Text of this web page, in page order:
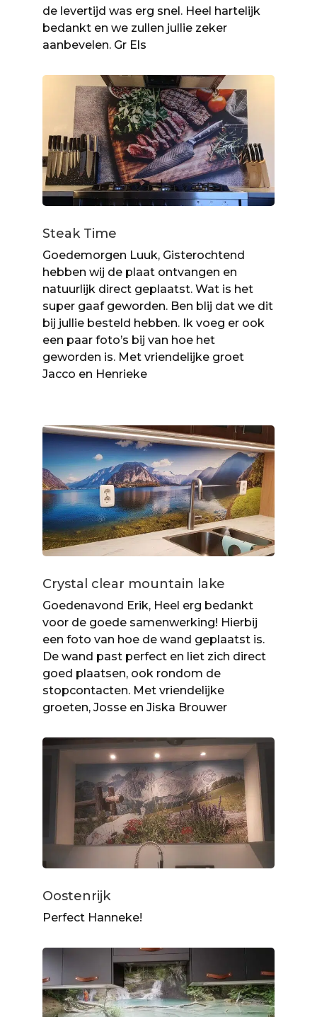
de levertijd was erg snel. Heel hartelijk
bedankt en we zullen jullie zeker
aanbevelen. Gr Els
Steak Time
Goedemorgen Luuk, Gisterochtend
hebben wij de plaat ontvangen en
natuurlijk direct geplaatst. Wat is het
super gaaf geworden. Ben blij dat we dit
bij jullie besteld hebben. Ik voeg er ook
een paar foto’s bij van hoe het
geworden is. Met vriendelijke groet
Jacco en Henrieke
Crystal clear mountain lake
Goedenavond Erik, Heel erg bedankt
voor de goede samenwerking! Hierbij
een foto van hoe de wand geplaatst is.
De wand past perfect en liet zich direct
goed plaatsen, ook rondom de
stopcontacten. Met vriendelijke
groeten, Josse en Jiska Brouwer
Oostenrijk
Perfect Hanneke!